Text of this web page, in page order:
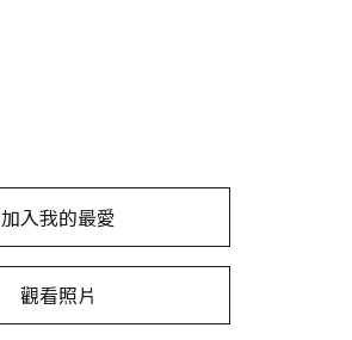
加入我的最愛
觀看照片